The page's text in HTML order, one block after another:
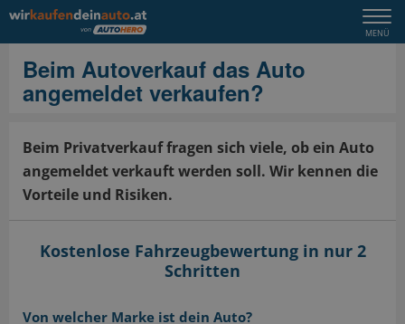
MENÜ
Beim Autoverkauf das Auto
angemeldet verkaufen?
Beim Privatverkauf fragen sich viele, ob ein Auto
angemeldet verkauft werden soll. Wir kennen die
Vorteile und Risiken.
Kostenlose Fahrzeugbewertung in nur 2
Schritten
Von welcher Marke ist dein Auto?